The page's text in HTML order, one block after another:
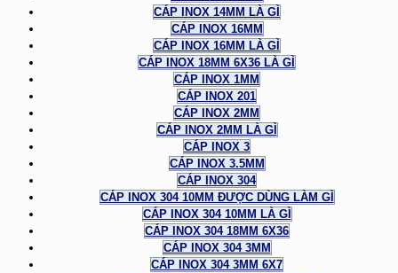
CÁP INOX 14MM LÀ GÌ
CÁP INOX 16MM
CÁP INOX 16MM LÀ GÌ
CÁP INOX 18MM 6X36 LÀ GÌ
CÁP INOX 1MM
CÁP INOX 201
CÁP INOX 2MM
CÁP INOX 2MM LÀ GÌ
CÁP INOX 3
CÁP INOX 3.5MM
CÁP INOX 304
CÁP INOX 304 10MM ĐƯỢC DÙNG LÀM GÌ
CÁP INOX 304 10MM LÀ GÌ
CÁP INOX 304 18MM 6X36
CÁP INOX 304 3MM
CÁP INOX 304 3MM 6X7